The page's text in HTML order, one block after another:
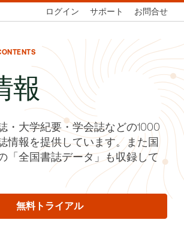
ログイン サポート お問合せ
報
・大学紀要・学会誌などの1000
情報を提供しています。また国
「全国書誌データ」も収録して
無料トライアル